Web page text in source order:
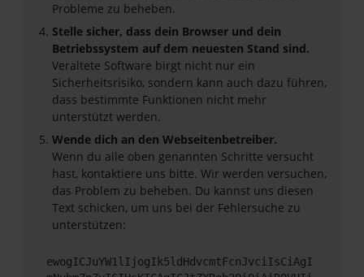
Probleme zu beheben.
Stelle sicher, dass dein Browser und dein
Betriebssystem auf dem neuesten Stand sind.
Veraltete Software birgt nicht nur ein
Sicherheitsrisiko, sondern kann auch dazu führen,
dass bestimmte Funktionen nicht mehr
unterstützt werden.
Wende dich an den Webseitenbetreiber.
Wenn du alle oben genannten Schritte versucht
hast, kontaktiere uns bitte. Wir werden versuchen,
das Problem zu beheben. Du kannst uns diesen
Text schicken, um uns bei der Fehlersuche zu
unterstützen:
ewogICJuYW1lIjogIk5ldHdvcmtFcnJvciIsCiAgI